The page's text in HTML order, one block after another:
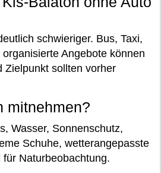
schwieriger. Bus, Taxi,
Angebote können
Zielpunkt sollten vorher
mitnehmen?
Wasser, Sonnenschutz,
Schuhe, wetterangepasste
Naturbeobachtung.